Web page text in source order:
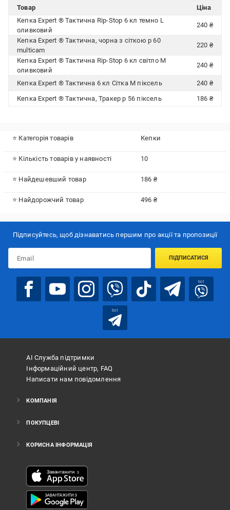
Товар
Ціна
Кепка Expert ® Тактична Rip-Stop 6 кл темно L
оливковий
240 ₴
Кепка Expert ® Тактична, чорна з сіткою р 60
multicam
220 ₴
Кепка Expert ® Тактична Rip-Stop 6 кл світло М
оливковий
240 ₴
Кепка Expert ® Тактична 6 кл Сітка М піксель
240 ₴
Кепка Expert ® Тактична, Тракер р 56 піксель
186 ₴
⭐ Категорія товарів Кепки
⭐ Кількість товарів у наявності 10
⭐ Найдешевший товар 186 ₴
⭐ Найдорожчий товар 496 ₴
Підписуйтесь, щоб дізнаватись першим про акції та пропозиції
ПІДПИСАТИСЯ
bot
bot
АІ Служба підтримки
Інформаційний центр, FAQ
Написати нам повідомлення
КОМПАНІЯ
ПОКУПЦЕВІ
КОРИСНА ІНФОРМАЦІЯ